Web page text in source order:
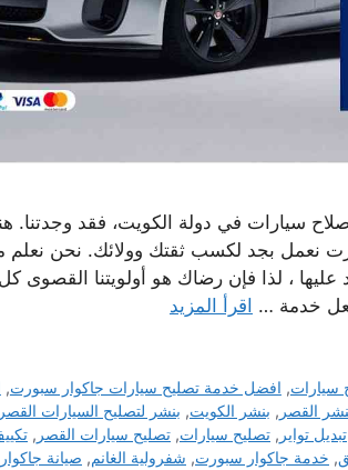
سيارات في دولة الكويت، فقد وجدتنا.
نعمل بجد لكسب ثقتك وولائك. نحن نعلم
، لذا فإن رضاك ​​هو أولويتنا القصوى
خدمة … اقرأ المزيد
سيارات, افضل خدمة تصليح سيارات جاكوار سبورت,
القصر , بنشر الكويت, بنشر لتصليح السيارات القصر
تبديل تواير , تصليح سيارات, تصليح سيارات القصر ,
, خدمة جاكوار سبورت, شفرولية الغانم, صيانة